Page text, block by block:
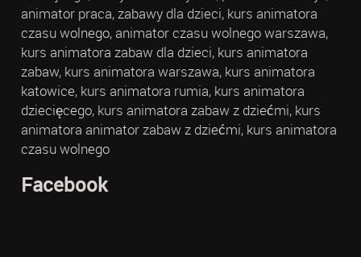
animator praca, zabawy dla dzieci, kurs animatora
czasu wolnego, animator czasu wolnego warszawa,
kurs animatora zabaw dla dzieci, kurs animatora
zabaw, kurs animatora warszawa, kurs animatora
katowice, kurs animatora rumia, kurs animatora
dziecięcego, kurs animatora zabaw z dziećmi, kurs
animatora animator zabaw z dziećmi, kurs animatora
czasu wolnego
Facebook